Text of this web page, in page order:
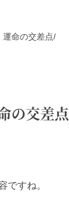
運命の交差点/
の交差点
ですね。